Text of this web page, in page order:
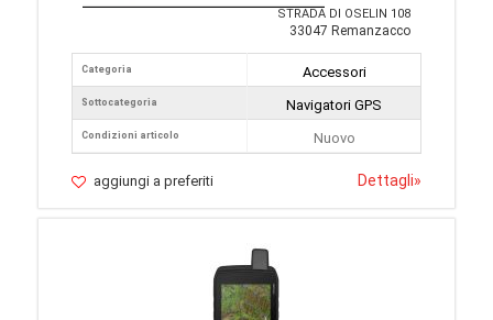
STRADA DI OSELIN 108
33047 Remanzacco
Categoria
Sottocategoria
Condizioni articolo
Accessori
Navigatori GPS
Nuovo
aggiungi a preferiti Dettagli»